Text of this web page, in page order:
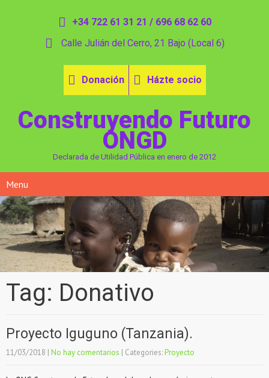
+34 722 61 31 21 / 696 68 62 60
Calle Julián del Cerro, 21 Bajo (Local 6)
Donación Házte socio
Construyendo Futuro
ONGD
Declarada de Utilidad Pública en enero de 2012
Menu
Tag: Donativo
Proyecto Iguguno (Tanzania).
11/03/2018 | No hay comentarios | Categories:Proyecto